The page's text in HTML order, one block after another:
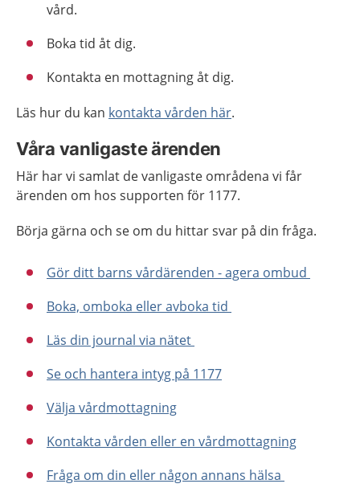
vård.
Boka tid åt dig.
Kontakta en mottagning åt dig.
Läs hur du kan kontakta vården här.
Våra vanligaste ärenden
Här har vi samlat de vanligaste områdena vi får
ärenden om hos supporten för 1177.
Börja gärna och se om du hittar svar på din fråga.
Gör ditt barns vårdärenden - agera ombud
Boka, omboka eller avboka tid
Läs din journal via nätet
Se och hantera intyg på 1177
Välja vårdmottagning
Kontakta vården eller en vårdmottagning
Fråga om din eller någon annans hälsa